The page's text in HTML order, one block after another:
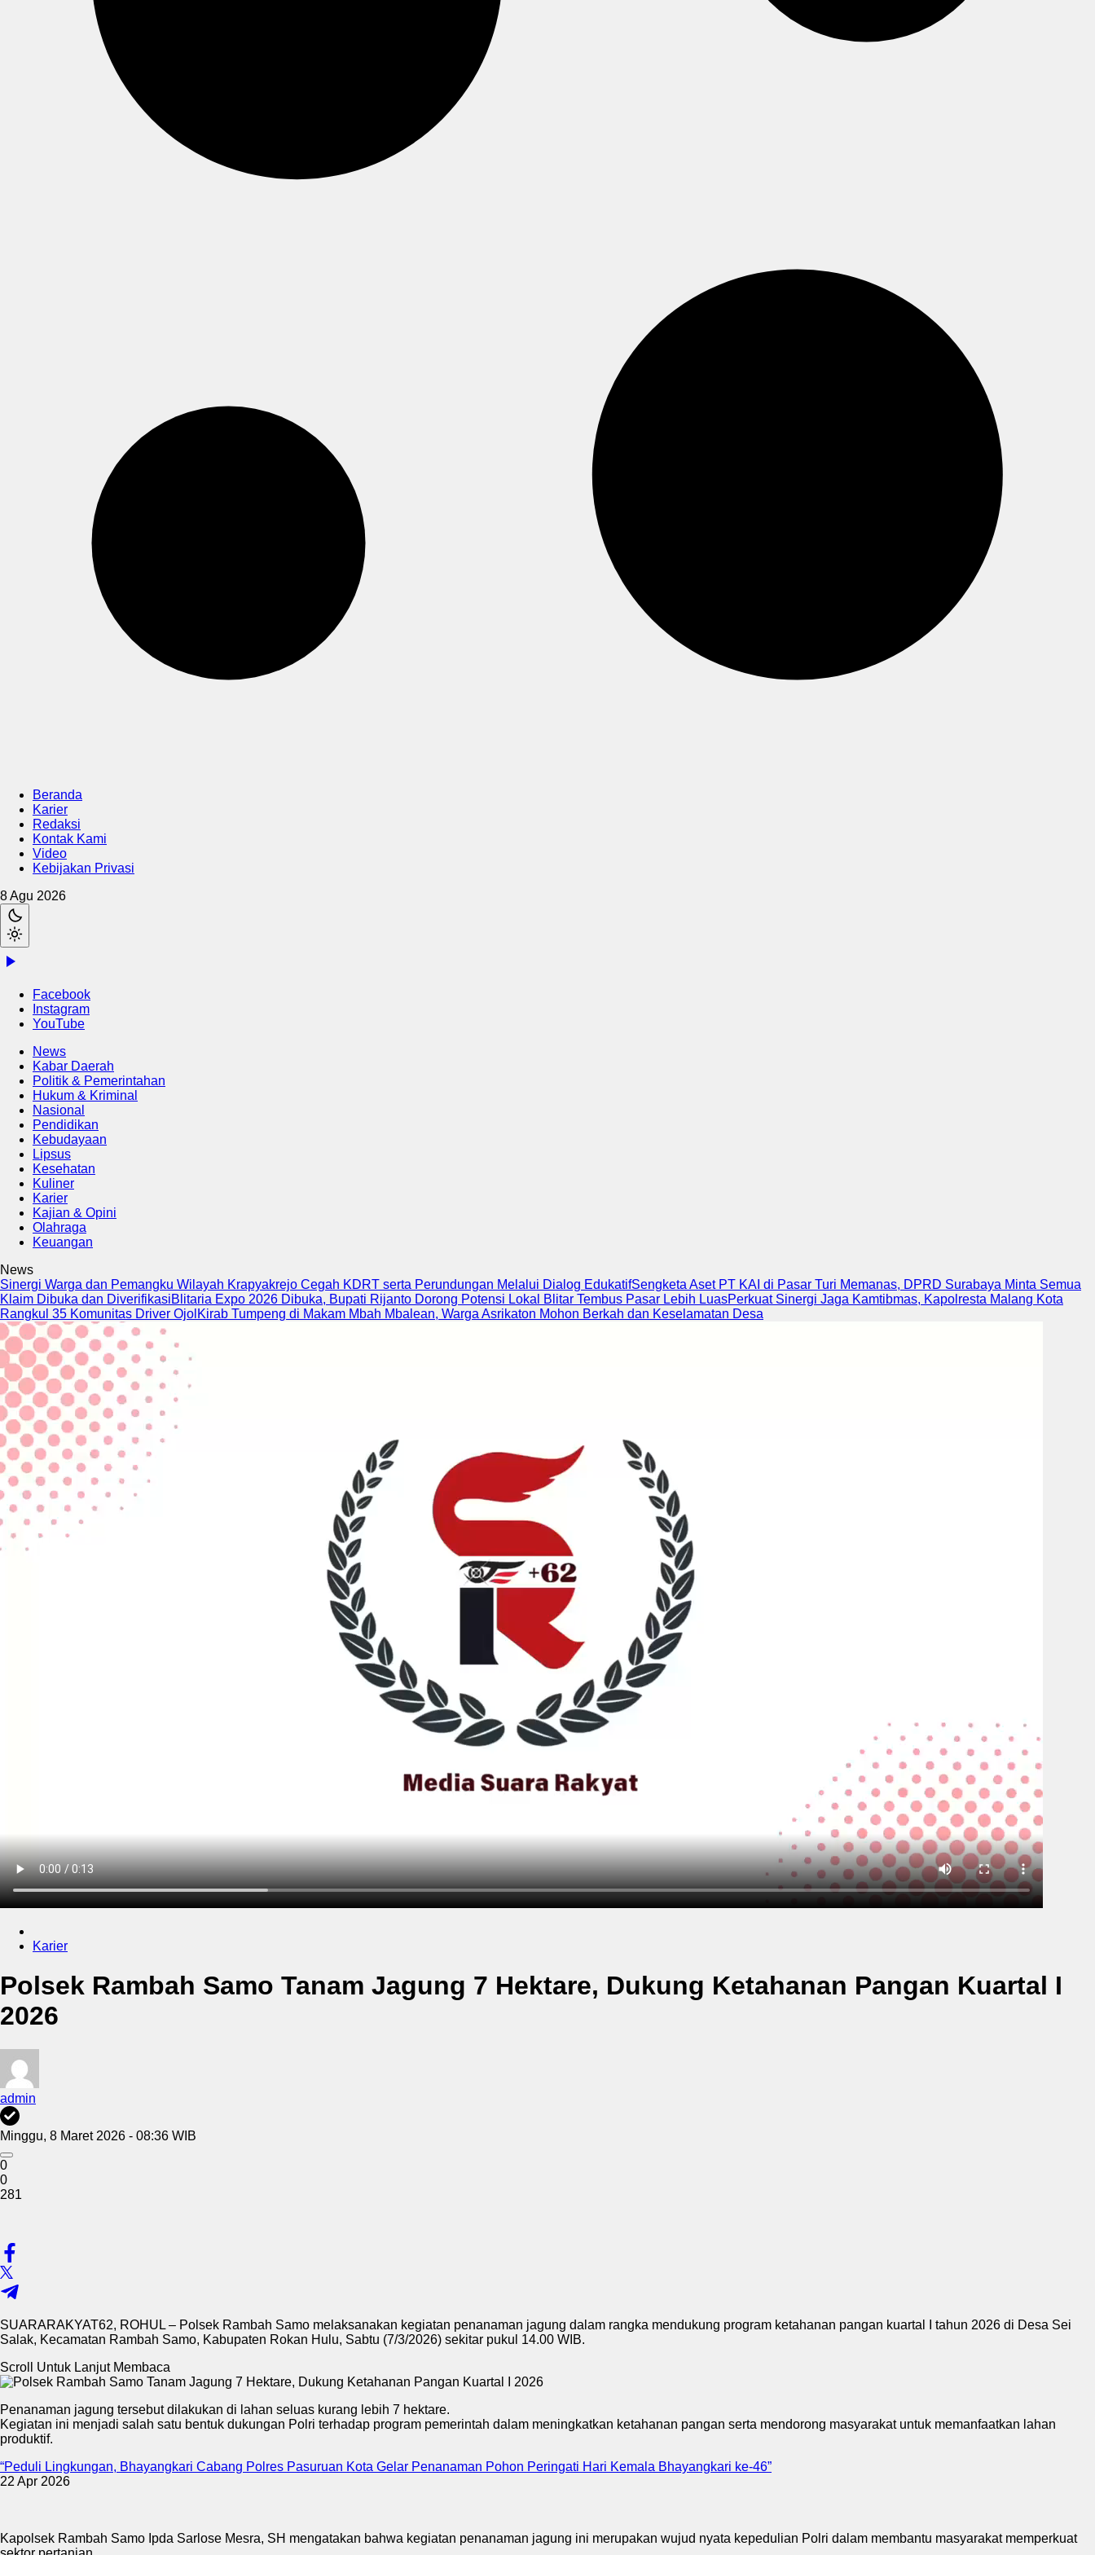
Beranda
Karier
Redaksi
Kontak Kami
Video
Kebijakan Privasi
8 Agu 2026
Facebook
Instagram
YouTube
News
Kabar Daerah
Politik & Pemerintahan
Hukum & Kriminal
Nasional
Pendidikan
Kebudayaan
Lipsus
Kesehatan
Kuliner
Karier
Kajian & Opini
Olahraga
Keuangan
News
Sinergi Warga dan Pemangku Wilayah Krapyakrejo Cegah KDRT serta Perundungan Melalui Dialog EdukatifSengketa Aset PT KAI di Pasar Turi Memanas, DPRD Surabaya Minta Semua
Klaim Dibuka dan DiverifikasiBlitaria Expo 2026 Dibuka, Bupati Rijanto Dorong Potensi Lokal Blitar Tembus Pasar Lebih LuasPerkuat Sinergi Jaga Kamtibmas, Kapolresta Malang Kota
Rangkul 35 Komunitas Driver Ojol Kirab Tumpeng di Makam Mbah Mbalean, Warga Asrikaton Mohon Berkah dan Keselamatan Desa
Karier
Polsek Rambah Samo Tanam Jagung 7 Hektare, Dukung Ketahanan Pangan Kuartal I
2026
admin
Minggu, 8 Maret 2026 - 08:36 WIB
0
0
281
SUARARAKYAT62, ROHUL – Polsek Rambah Samo melaksanakan kegiatan penanaman jagung dalam rangka mendukung program ketahanan pangan kuartal I tahun 2026 di Desa Sei
Salak, Kecamatan Rambah Samo, Kabupaten Rokan Hulu, Sabtu (7/3/2026) sekitar pukul 14.00 WIB.
Scroll Untuk Lanjut Membaca
Penanaman jagung tersebut dilakukan di lahan seluas kurang lebih 7 hektare.
Kegiatan ini menjadi salah satu bentuk dukungan Polri terhadap program pemerintah dalam meningkatkan ketahanan pangan serta mendorong masyarakat untuk memanfaatkan lahan
produktif.
“Peduli Lingkungan, Bhayangkari Cabang Polres Pasuruan Kota Gelar Penanaman Pohon Peringati Hari Kemala Bhayangkari ke-46”
22 Apr 2026
Kapolsek Rambah Samo Ipda Sarlose Mesra, SH mengatakan bahwa kegiatan penanaman jagung ini merupakan wujud nyata kepedulian Polri dalam membantu masyarakat memperkuat